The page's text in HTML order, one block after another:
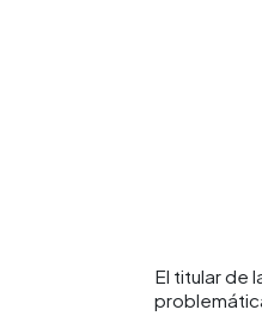
El titular de